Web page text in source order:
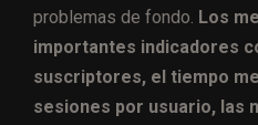
problemas de fondo. Los
importantes indicadores
suscriptores, el tiempo
sesiones por usuario, las